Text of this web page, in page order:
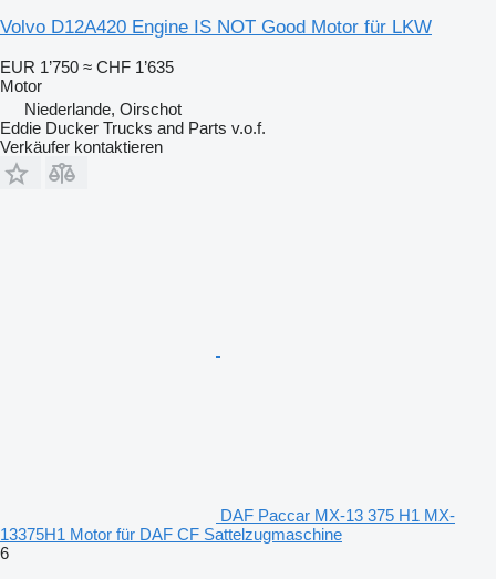
Volvo D12A420 Engine IS NOT Good Motor für LKW
EUR 1’750 ≈ CHF 1’635
Motor
Niederlande, Oirschot
Eddie Ducker Trucks and Parts v.o.f.
Verkäufer kontaktieren
DAF Paccar MX-13 375 H1 MX-
13375H1 Motor für DAF CF Sattelzugmaschine
6